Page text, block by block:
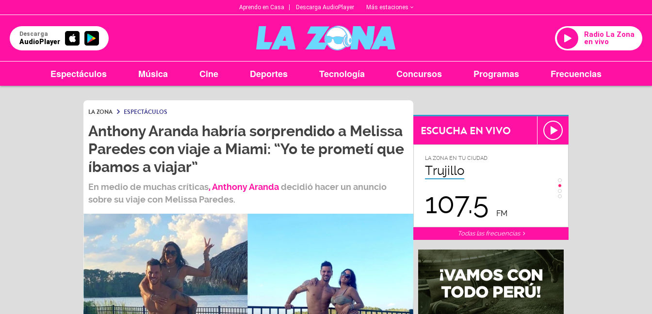
Aprendo en Casa Descarga AudioPlayer Más estaciones
Descarga
AudioPlayer
Radio La Zona
en vivo
Espectáculos Música Cine Deportes Tecnología Concursos Programas Frecuencias
LA ZONA ESPECTÁCULOS
Anthony Aranda habría sorprendido a Melissa
Paredes con viaje a Miami: “Yo te prometí que
íbamos a viajar”
En medio de muchas críticas,Anthony Arandadecidió hacer un anuncio
sobre su viaje con Melissa Paredes.
ESCUCHA EN VIVO
LA ZONA EN TU CIUDAD
FM
LA ZONA EN TU CIUDAD
Trujillo
107.5 FM 102.3
Todas las frecuencias